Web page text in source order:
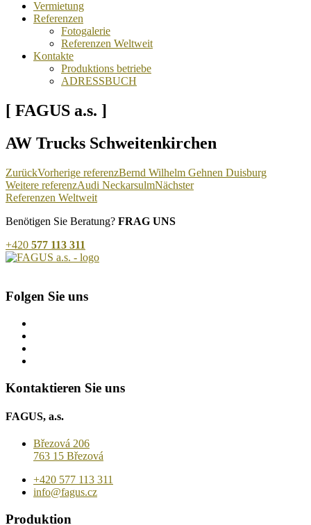
Vermietung
Referenzen
Fotogalerie
Referenzen Weltweit
Kontakte
Produktions betriebe
ADRESSBUCH
[ FAGUS a.s. ]
AW Trucks Schweitenkirchen
ZurückVorherige referenzBernd Wilhelm Gehnen Duisburg
Weitere referenzAudi NeckarsulmNächster
Referenzen Weltweit
Benötigen Sie Beratung? FRAG UNS
+420 577 113 311
Folgen Sie uns
Kontaktieren Sie uns
FAGUS, a.s.
Březová 206
763 15 Březová
+420 577 113 311
info@fagus.cz
Produktion